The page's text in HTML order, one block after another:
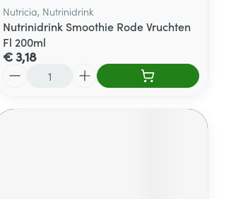
Nutricia, Nutrinidrink
Nutrinidrink Smoothie Rode Vruchten
Fl 200ml
€ 3,18